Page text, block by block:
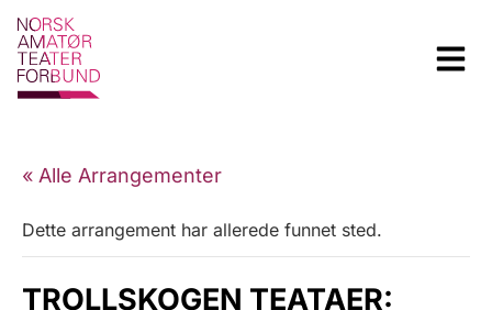
« Alle Arrangementer
Dette arrangement har allerede funnet sted.
TROLLSKOGEN TEATAER: